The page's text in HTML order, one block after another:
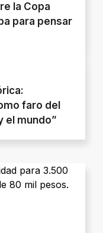
la Copa
para pensar
faro del
el mundo”